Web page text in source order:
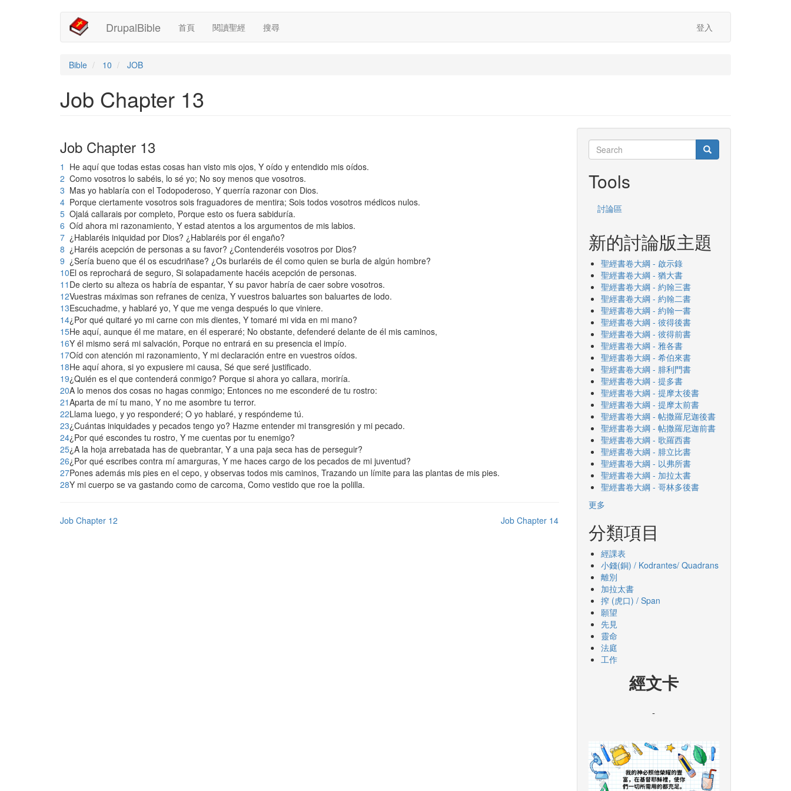
DrupalBible
Main
navigation
首頁 閱讀聖經 搜尋
User
account
menu
登入
Bible 10 JOB
Job Chapter 13
Job Chapter 13
1 He aquí que todas estas cosas han visto mis ojos, Y oído y entendido mis oídos.
2 Como vosotros lo sabéis, lo sé yo; No soy menos que vosotros.
3 Mas yo hablaría con el Todopoderoso, Y querría razonar con Dios.
4 Porque ciertamente vosotros sois fraguadores de mentira; Sois todos vosotros médicos nulos.
5 Ojalá callarais por completo, Porque esto os fuera sabiduría.
6 Oíd ahora mi razonamiento, Y estad atentos a los argumentos de mis labios.
7 ¿Hablaréis iniquidad por Dios? ¿Hablaréis por él engaño?
8 ¿Haréis acepción de personas a su favor? ¿Contenderéis vosotros por Dios?
9 ¿Sería bueno que él os escudriñase? ¿Os burlaréis de él como quien se burla de algún hombre?
10El os reprochará de seguro, Si solapadamente hacéis acepción de personas.
11 De cierto su alteza os habría de espantar, Y su pavor habría de caer sobre vosotros.
12Vuestras máximas son refranes de ceniza, Y vuestros baluartes son baluartes de lodo.
13Escuchadme, y hablaré yo, Y que me venga después lo que viniere.
14¿Por qué quitaré yo mi carne con mis dientes, Y tomaré mi vida en mi mano?
15He aquí, aunque él me matare, en él esperaré; No obstante, defenderé delante de él mis caminos,
16Y él mismo será mi salvación, Porque no entrará en su presencia el impío.
17Oíd con atención mi razonamiento, Y mi declaración entre en vuestros oídos.
18He aquí ahora, si yo expusiere mi causa, Sé que seré justificado.
19¿Quién es el que contenderá conmigo? Porque si ahora yo callara, moriría.
20A lo menos dos cosas no hagas conmigo; Entonces no me esconderé de tu rostro:
21Aparta de mí tu mano, Y no me asombre tu terror.
22Llama luego, y yo responderé; O yo hablaré, y respóndeme tú.
23¿Cuántas iniquidades y pecados tengo yo? Hazme entender mi transgresión y mi pecado.
24¿Por qué escondes tu rostro, Y me cuentas por tu enemigo?
25¿A la hoja arrebatada has de quebrantar, Y a una paja seca has de perseguir?
26¿Por qué escribes contra mí amarguras, Y me haces cargo de los pecados de mi juventud?
27Pones además mis pies en el cepo, y observas todos mis caminos, Trazando un límite para las plantas de mis pies.
28Y mi cuerpo se va gastando como de carcoma, Como vestido que roe la polilla.
Job Chapter 12 Job Chapter 14
Search
Search Search
Tools
討論區
新的討論版主題
聖經書卷大綱 - 啟示錄
聖經書卷大綱 - 猶大書
聖經書卷大綱 - 約翰三書
聖經書卷大綱 - 約翰二書
聖經書卷大綱 - 約翰一書
聖經書卷大綱 - 彼得後書
聖經書卷大綱 - 彼得前書
聖經書卷大綱 - 雅各書
聖經書卷大綱 - 希伯來書
聖經書卷大綱 - 腓利門書
聖經書卷大綱 - 提多書
聖經書卷大綱 - 提摩太後書
聖經書卷大綱 - 提摩太前書
聖經書卷大綱 - 帖撒羅尼迦後書
聖經書卷大綱 - 帖撒羅尼迦前書
聖經書卷大綱 - 歌羅西書
聖經書卷大綱 - 腓立比書
聖經書卷大綱 - 以弗所書
聖經書卷大綱 - 加拉太書
聖經書卷大綱 - 哥林多後書
更多
分類項目
經課表
小錢(銅) / Kodrantes/ Quadrans
離別
加拉太書
搾 (虎口) / Span
願望
先見
靈命
法庭
工作
經文卡
-